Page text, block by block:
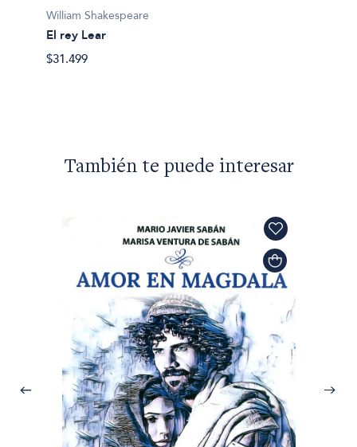
William Shakespeare
El rey Lear
$31.499
También te puede interesar